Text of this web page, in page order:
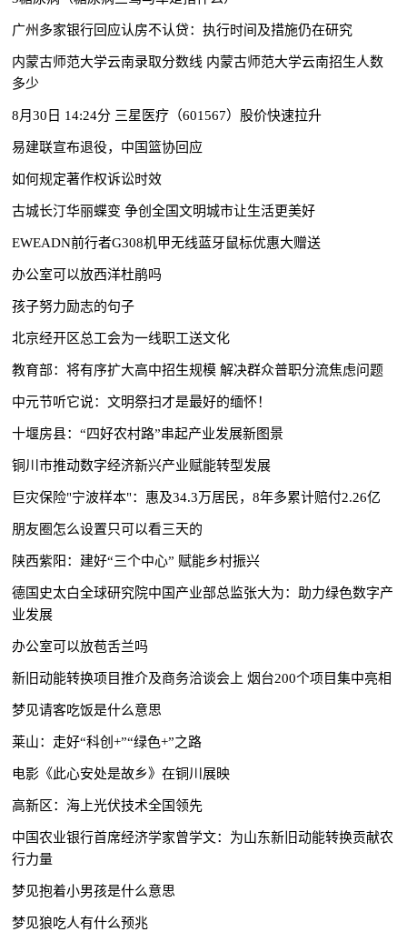
广州多家银行回应认房不认贷：执行时间及措施仍在研究
内蒙古师范大学云南录取分数线 内蒙古师范大学云南招生人数
多少
8月30日 14:24分 三星医疗（601567）股价快速拉升
易建联宣布退役，中国篮协回应
如何规定著作权诉讼时效
古城长汀华丽蝶变 争创全国文明城市让生活更美好
EWEADN前行者G308机甲无线蓝牙鼠标优惠大赠送
办公室可以放西洋杜鹃吗
孩子努力励志的句子
北京经开区总工会为一线职工送文化
教育部：将有序扩大高中招生规模 解决群众普职分流焦虑问题
中元节听它说：文明祭扫才是最好的缅怀！
十堰房县：“四好农村路”串起产业发展新图景
铜川市推动数字经济新兴产业赋能转型发展
巨灾保险"宁波样本"：惠及34.3万居民，8年多累计赔付2.26亿
朋友圈怎么设置只可以看三天的
陕西紫阳：建好“三个中心” 赋能乡村振兴
德国史太白全球研究院中国产业部总监张大为：助力绿色数字产
业发展
办公室可以放苞舌兰吗
新旧动能转换项目推介及商务洽谈会上 烟台200个项目集中亮相
梦见请客吃饭是什么意思
莱山：走好“科创+”“绿色+”之路
电影《此心安处是故乡》在铜川展映
高新区：海上光伏技术全国领先
中国农业银行首席经济学家曾学文：为山东新旧动能转换贡献农
行力量
梦见抱着小男孩是什么意思
梦见狼吃人有什么预兆